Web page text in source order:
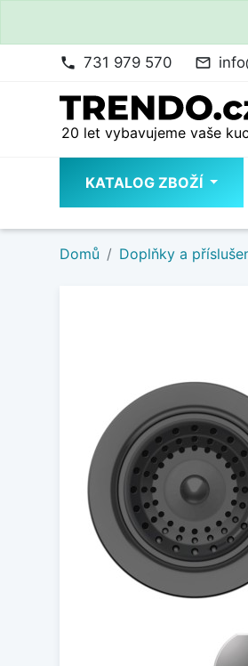
phone 731 979 570 mail_outline
20 let vybavujeme vaše
KATALOG ZBOŽÍ
Domů Doplňky a